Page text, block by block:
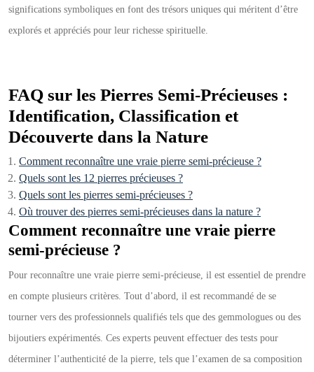
significations symboliques en font des trésors uniques qui méritent d’être
explorés et appréciés pour leur richesse spirituelle.
FAQ sur les Pierres Semi-Précieuses :
Identification, Classification et
Découverte dans la Nature
Comment reconnaître une vraie pierre semi-précieuse ?
Quels sont les 12 pierres précieuses ?
Quels sont les pierres semi-précieuses ?
Où trouver des pierres semi-précieuses dans la nature ?
Comment reconnaître une vraie pierre
semi-précieuse ?
Pour reconnaître une vraie pierre semi-précieuse, il est essentiel de prendre
en compte plusieurs critères. Tout d’abord, il est recommandé de se
tourner vers des professionnels qualifiés tels que des gemmologues ou des
bijoutiers expérimentés. Ces experts peuvent effectuer des tests pour
déterminer l’authenticité de la pierre, tels que l’examen de sa composition